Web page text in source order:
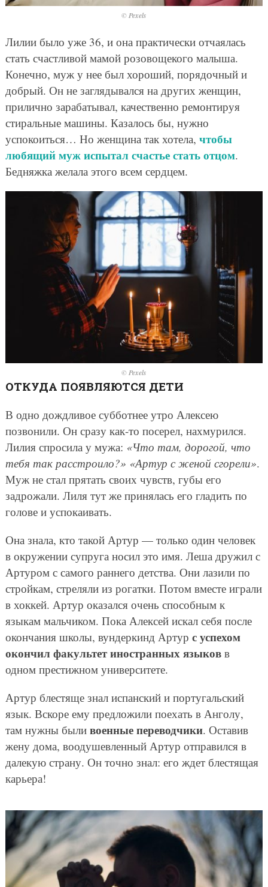
© Pexels
Лилии было уже 36, и она практически отчаялась
стать счастливой мамой розовощекого малыша.
Конечно, муж у нее был хороший, порядочный и
добрый. Он не заглядывался на других женщин,
прилично зарабатывал, качественно ремонтируя
стиральные машины. Казалось бы, нужно
успокоиться… Но женщина так хотела, чтобы
любящий муж испытал счастье стать отцом.
Бедняжка желала этого всем сердцем.
© Pexels
ОТКУДА ПОЯВЛЯЮТСЯ ДЕТИ
В одно дождливое субботнее утро Алексею
позвонили. Он сразу как-то посерел, нахмурился.
Лилия спросила у мужа: «Что там, дорогой, что
тебя так расстроило?» «Артур с женой сгорели».
Муж не стал прятать своих чувств, губы его
задрожали. Лиля тут же принялась его гладить по
голове и успокаивать.
Она знала, кто такой Артур — только один человек
в окружении супруга носил это имя. Леша дружил с
Артуром с самого раннего детства. Они лазили по
стройкам, стреляли из рогатки. Потом вместе играли
в хоккей. Артур оказался очень способным к
языкам мальчиком. Пока Алексей искал себя после
окончания школы, вундеркинд Артур с успехом
окончил факультет иностранных языковв
одном престижном университете.
Артур блестяще знал испанский и португальский
язык. Вскоре ему предложили поехать в Анголу,
там нужны были военные переводчики. Оставив
жену дома, воодушевленный Артур отправился в
далекую страну. Он точно знал: его ждет блестящая
карьера!